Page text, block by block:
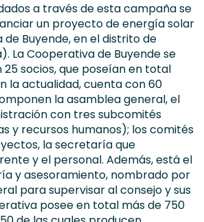
a través de esta campaña se
un proyecto de energía solar
Buyende, en el distrito de
La Cooperativa de Buyende se
25 socios, que poseían en total
la actualidad, cuenta con 60
la asamblea general, el
con tres subcomités
y recursos humanos); los comités
la secretaría que
y el personal. Además, está el
y asesoramiento, nombrado por
para supervisar al consejo y sus
posee en total más de 750